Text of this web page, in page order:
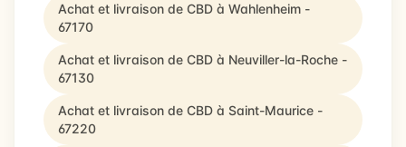
Achat et livraison de CBD à Wahlenheim -
67170
Achat et livraison de CBD à Neuviller-la-Roche -
67130
Achat et livraison de CBD à Saint-Maurice -
67220